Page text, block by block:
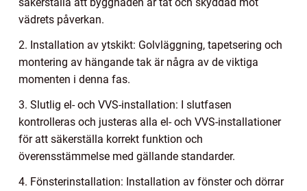
vädrets påverkan.
2. Installation av ytskikt: Golvläggning, tapetsering och
montering av hängande tak är några av de viktiga
momenten i denna fas.
3. Slutlig el- och VVS-installation: I slutfasen
kontrolleras och justeras alla el- och VVS-installationer
för att säkerställa korrekt funktion och
överensstämmelse med gällande standarder.
4. Fönsterinstallation: Installation av fönster och dörrar